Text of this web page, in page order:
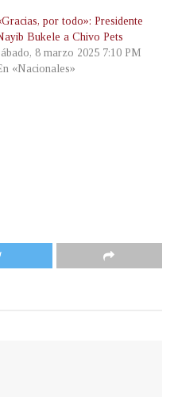
por todo»: Presidente
Bukele a Chivo Pets
8 marzo 2025 7:10 PM
«Nacionales»